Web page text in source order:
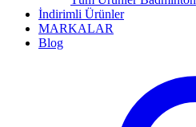
İndirimli Ürünler
MARKALAR
Blog